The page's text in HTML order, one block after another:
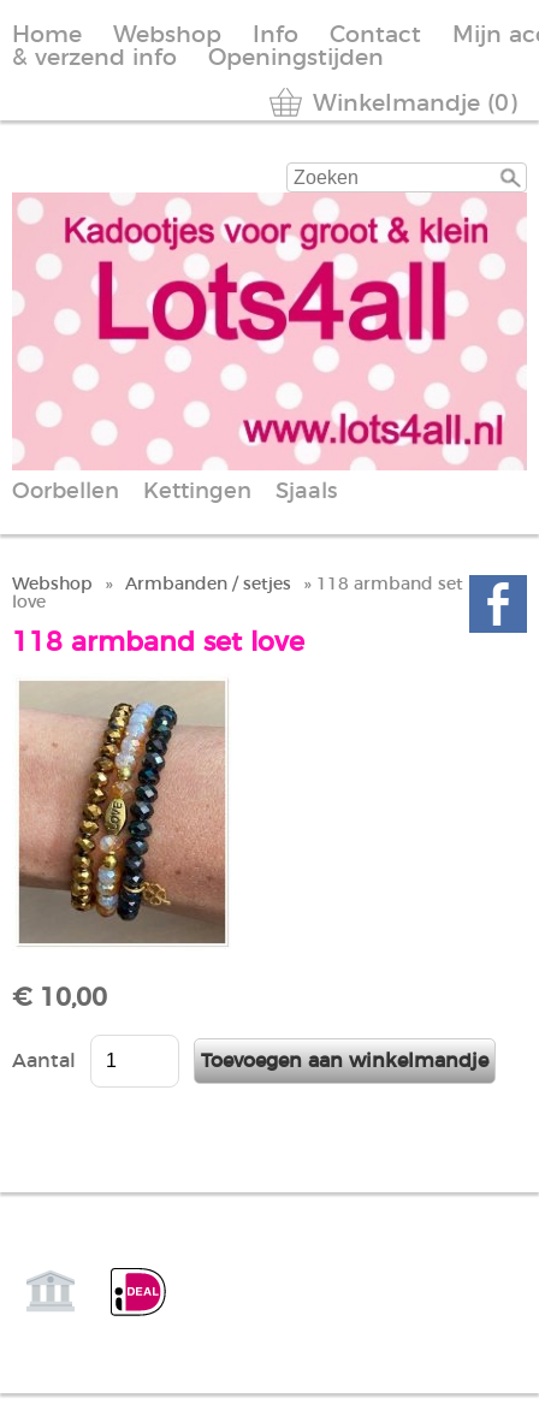
Home Webshop Info Contact
Mijn
& verzend info
Openingstijden
Winkelmandje (0)
Oorbellen Kettingen Sjaals
Webshop » Armbanden / setjes
» 118 armband set
love
118 armband set love
€ 10,00
Aantal